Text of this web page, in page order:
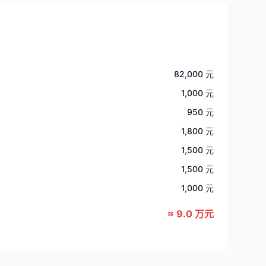
82,000 元
1,000 元
950 元
1,800 元
1,500 元
1,500 元
1,000 元
≈ 9.0 万元